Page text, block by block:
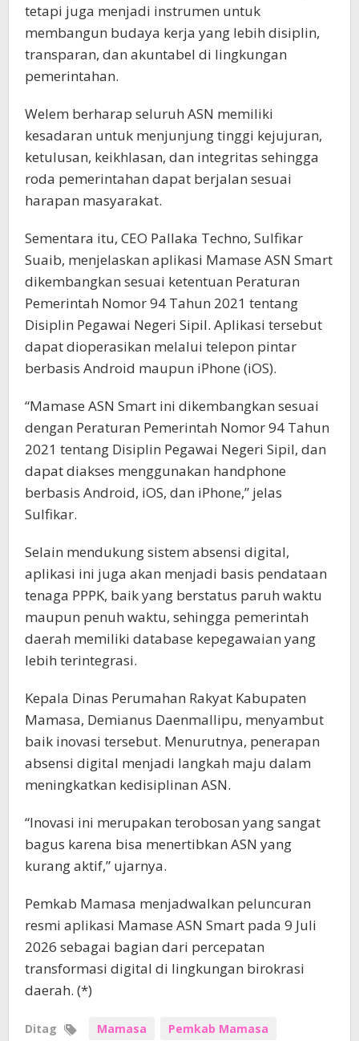
tetapi juga menjadi instrumen untuk
membangun budaya kerja yang lebih disiplin,
transparan, dan akuntabel di lingkungan
pemerintahan.
Welem berharap seluruh ASN memiliki
kesadaran untuk menjunjung tinggi kejujuran,
ketulusan, keikhlasan, dan integritas sehingga
roda pemerintahan dapat berjalan sesuai
harapan masyarakat.
Sementara itu, CEO Pallaka Techno, Sulfikar
Suaib, menjelaskan aplikasi Mamase ASN Smart
dikembangkan sesuai ketentuan Peraturan
Pemerintah Nomor 94 Tahun 2021 tentang
Disiplin Pegawai Negeri Sipil. Aplikasi tersebut
dapat dioperasikan melalui telepon pintar
berbasis Android maupun iPhone (iOS).
“Mamase ASN Smart ini dikembangkan sesuai
dengan Peraturan Pemerintah Nomor 94 Tahun
2021 tentang Disiplin Pegawai Negeri Sipil, dan
dapat diakses menggunakan handphone
berbasis Android, iOS, dan iPhone,” jelas
Sulfikar.
Selain mendukung sistem absensi digital,
aplikasi ini juga akan menjadi basis pendataan
tenaga PPPK, baik yang berstatus paruh waktu
maupun penuh waktu, sehingga pemerintah
daerah memiliki database kepegawaian yang
lebih terintegrasi.
Kepala Dinas Perumahan Rakyat Kabupaten
Mamasa, Demianus Daenmallipu, menyambut
baik inovasi tersebut. Menurutnya, penerapan
absensi digital menjadi langkah maju dalam
meningkatkan kedisiplinan ASN.
“Inovasi ini merupakan terobosan yang sangat
bagus karena bisa menertibkan ASN yang
kurang aktif,” ujarnya.
Pemkab Mamasa menjadwalkan peluncuran
resmi aplikasi Mamase ASN Smart pada 9 Juli
2026 sebagai bagian dari percepatan
transformasi digital di lingkungan birokrasi
daerah. (*)
Ditag Mamasa Pemkab Mamasa